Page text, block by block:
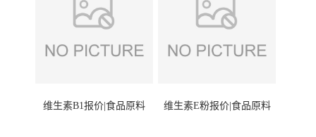
维生素B1报价|食品原料 维生素E粉报价|食品原料